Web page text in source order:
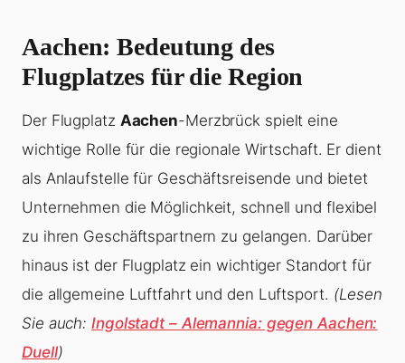
Aachen: Bedeutung des
Flugplatzes für die Region
Der Flugplatz Aachen-Merzbrück spielt eine
wichtige Rolle für die regionale Wirtschaft. Er dient
als Anlaufstelle für Geschäftsreisende und bietet
Unternehmen die Möglichkeit, schnell und flexibel
zu ihren Geschäftspartnern zu gelangen. Darüber
hinaus ist der Flugplatz ein wichtiger Standort für
die allgemeine Luftfahrt und den Luftsport. (Lesen
Sie auch:Ingolstadt – Alemannia: gegen Aachen:
Duell)